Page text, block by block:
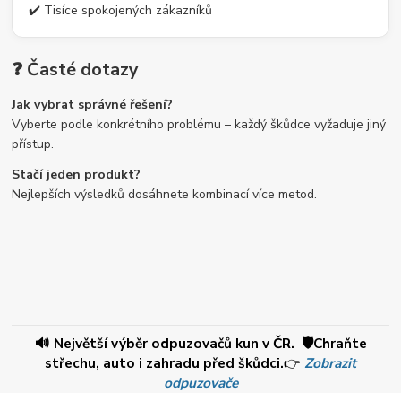
✔️ Tisíce spokojených zákazníků
❓ Časté dotazy
Jak vybrat správné řešení?
Vyberte podle konkrétního problému – každý škůdce vyžaduje jiný
přístup.
Stačí jeden produkt?
Nejlepších výsledků dosáhnete kombinací více metod.
🔊 Největší výběr odpuzovačů kun v ČR. 🛡️Chraňte
střechu, auto i zahradu před škůdci.👉 Zobrazit
odpuzovače